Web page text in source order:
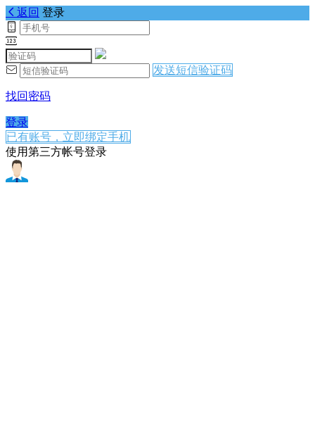
返回 登录
发送短信验证码
找回密码
登录
已有账号，立即绑定手机
使用第三方帐号登录